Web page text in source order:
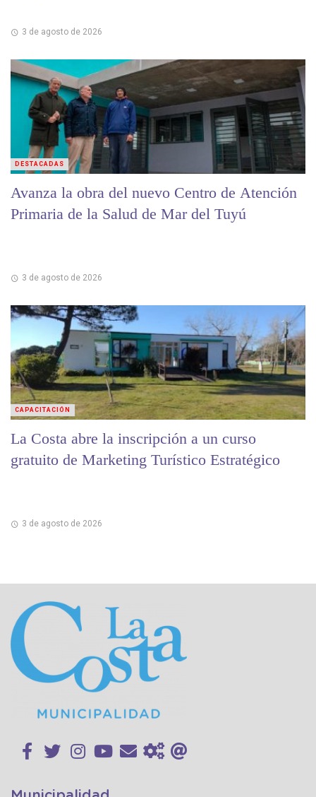
3 de agosto de 2026
Avanza la obra del nuevo Centro de Atención
Primaria de la Salud de Mar del Tuyú
3 de agosto de 2026
DESTACADAS
La Costa abre la inscripción a un curso
gratuito de Marketing Turístico Estratégico
3 de agosto de 2026
CAPACITACIÓN